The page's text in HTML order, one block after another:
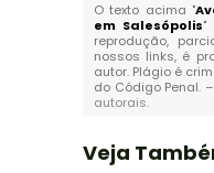
O texto acima "
em Salesópolis"
reprodução,
nossos links, é
autor. Plágio é
do Código Penal. –
autorais.
Veja